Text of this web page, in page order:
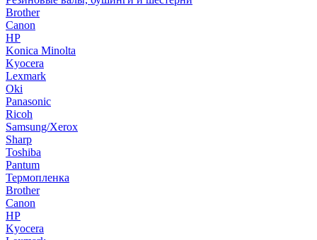
Brother
Canon
HP
Konica Minolta
Kyocera
Lexmark
Oki
Panasonic
Ricoh
Samsung/Xerox
Sharp
Toshiba
Pantum
Термопленка
Brother
Canon
HP
Kyocera